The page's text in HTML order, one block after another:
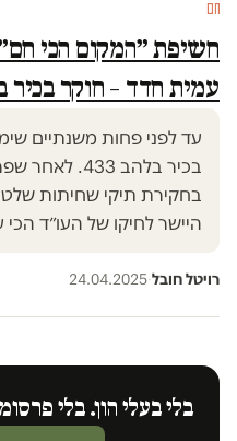
חם
חשיפת ״המקום הכי
עמית חדד – חוקר בכיר
עד לפני פחות משנתיים
בחקירת תיקי שחיתות
היישר לחיקו של העו״ד
רויטל חובל·
24.04.2025
בלי בעלי הון. בלי